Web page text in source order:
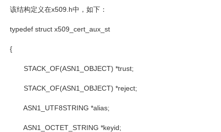
该结构定义在x509.h中，如下：
typedef struct x509_cert_aux_st
{
STACK_OF(ASN1_OBJECT) *trust;
STACK_OF(ASN1_OBJECT) *reject;
ASN1_UTF8STRING *alias;
ASN1_OCTET_STRING *keyid;